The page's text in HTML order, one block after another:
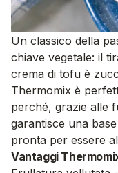
Un classico della
chiave vegetale: il
crema di tofu è
Thermomix è
perché, grazie alle
garantisce una
pronta per essere
Vantaggi